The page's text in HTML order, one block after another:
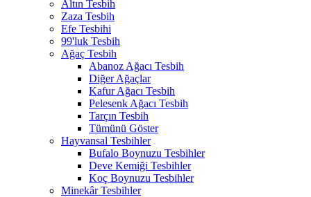
Altın Tesbih
Zaza Tesbih
Efe Tesbihi
99'luk Tesbih
Ağaç Tesbih
Abanoz Ağacı Tesbih
Diğer Ağaçlar
Kafur Ağacı Tesbih
Pelesenk Ağacı Tesbih
Tarçın Tesbih
Tümünü Göster
Hayvansal Tesbihler
Bufalo Boynuzu Tesbihler
Deve Kemiği Tesbihler
Koç Boynuzu Tesbihler
Minekâr Tesbihler